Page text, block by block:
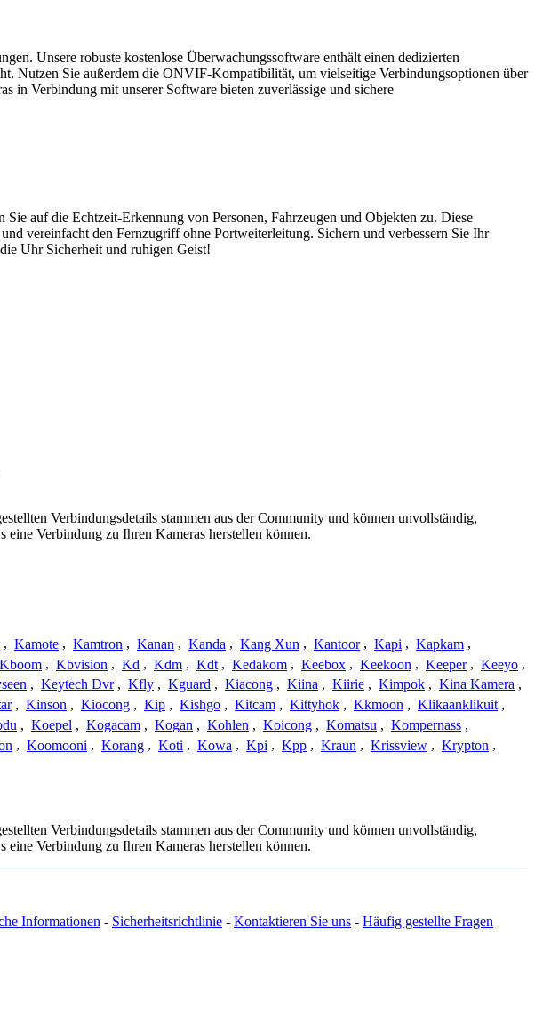
Unsere robuste kostenlose Überwachungssoftware enthält einen dedizierten
Nutzen Sie außerdem die ONVIF-Kompatibilität, um vielseitige Verbindungsoptionen über
in Verbindung mit unserer Software bieten zuverlässige und sichere
auf die Echtzeit-Erkennung von Personen, Fahrzeugen und Objekten zu. Diese
vereinfacht den Fernzugriff ohne Portweiterleitung. Sichern und verbessern Sie Ihr
Uhr Sicherheit und ruhigen Geist!
Verbindungsdetails stammen aus der Community und können unvollständig,
Verbindung zu Ihren Kameras herstellen können.
, Kamote , Kamtron , Kanan , Kanda , Kang Xun , Kantoor , Kapi , Kapkam ,
Kboom , Kbvision , Kd , Kdm , Kdt , Kedakom , Keebox , Keekoon , Keeper , Keeyo ,
, Keytech Dvr , Kfly , Kguard , Kiacong , Kiina , Kiirie , Kimpok , Kina Kamera ,
, Kinson , Kiocong , Kip , Kishgo , Kitcam , Kittyhok , Kkmoon , Klikaanklikuit ,
, Koepel , Kogacam , Kogan , Kohlen , Koicong , Komatsu , Kompernass ,
, Koomooni , Korang , Koti , Kowa , Kpi , Kpp , Kraun , Krissview , Krypton ,
Verbindungsdetails stammen aus der Community und können unvollständig,
Verbindung zu Ihren Kameras herstellen können.
Informationen - Sicherheitsrichtlinie - Kontaktieren Sie uns - Häufig gestellte Fragen